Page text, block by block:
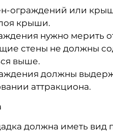
ограждений или
крыши.
нужно мерить
стены не должны
выше.
должны
аттракциона.
должна иметь вид